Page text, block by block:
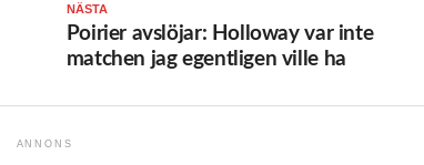
NÄSTA
Poirier avslöjar: Holloway var inte
matchen jag egentligen ville ha
ANNONS